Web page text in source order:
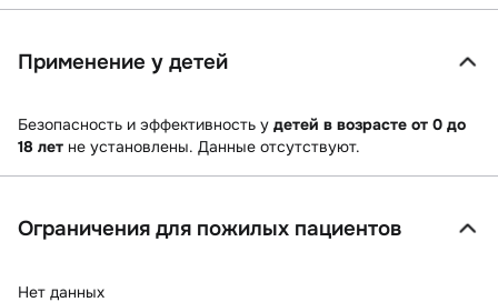
Применение у детей
Безопасность и эффективность у детей в возрасте от 0 до
18 лет не установлены. Данные отсутствуют.
Ограничения для пожилых пациентов
Нет данных